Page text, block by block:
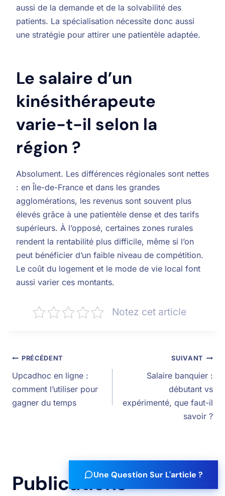
aussi de la demande et de la solvabilité des
patients. La spécialisation nécessite donc aussi
une stratégie pour attirer une patientèle adaptée.
Le salaire d’un
kinésithérapeute
varie-t-il selon la
région ?
Absolument. Les différences régionales sont nettes
: en Île-de-France et dans les grandes
agglomérations, les revenus sont souvent plus
élevés grâce à une patientèle dense et des tarifs
supérieurs. À l’opposé, certaines zones rurales
rendent la rentabilité plus difficile, même si l’on
peut bénéficier d’un faible niveau de compétition.
Le coût du logement et le mode de vie local font
aussi varier ces montants.
Notez cet article
PRÉCÉDENT
Upcadhoc en ligne :
comment l’utiliser pour
gagner du temps
SUIVANT
Salaire banquier :
débutant vs
expérimenté, que faut-il
savoir ?
PublicationsUne Question Sur L'article ?